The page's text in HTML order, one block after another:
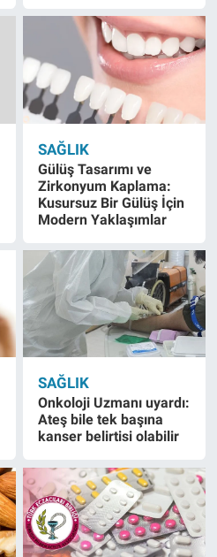
SAĞLIK
Gülüş Tasarımı ve
Zirkonyum Kaplama:
Kusursuz Bir Gülüş İçin
Modern Yaklaşımlar
SAĞLIK
Onkoloji Uzmanı uyardı:
Ateş bile tek başına
kanser belirtisi olabilir